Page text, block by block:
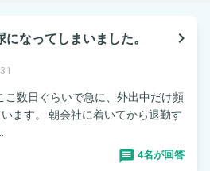
なってしまいました。
navigate_next
こ数日ぐらいで急に、外出中だけ頻
てから退勤す
4名が回答